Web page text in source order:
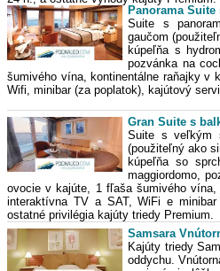
Panorama
Suite s
gaučom
kúpeľňa s
pozvánka na
šumivého vína, kontinentálne raňajky v
Wifi, minibar (za poplatok), kajútový
Gran Suite s
Suite s veľkým
(použiteľný ako
kúpeľňa so
maggiordomo,
ovocie v kajúte, 1 fľaša šumivého
interaktívna TV a SAT, WiFi e
ostatné privilégia kajúty triedy Premium.
Samsara
Kajúty triedy
oddychu.